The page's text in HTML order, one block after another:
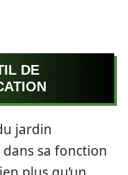
DE
jardin
sa fonction